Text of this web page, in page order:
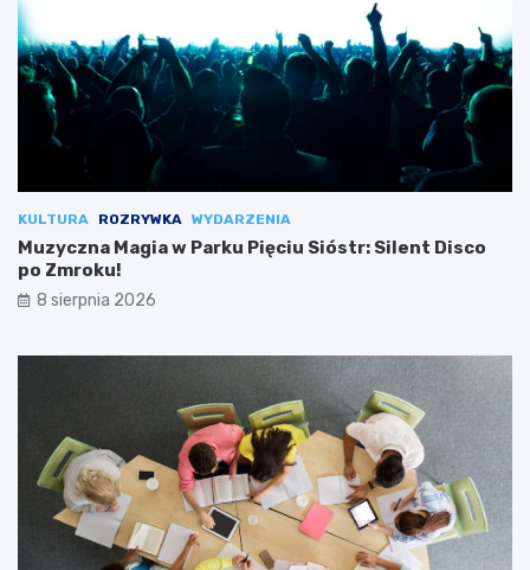
KULTURA ROZRYWKA WYDARZENIA
Muzyczna Magia w Parku Pięciu Sióstr: Silent Disco
po Zmroku!
8 sierpnia 2026